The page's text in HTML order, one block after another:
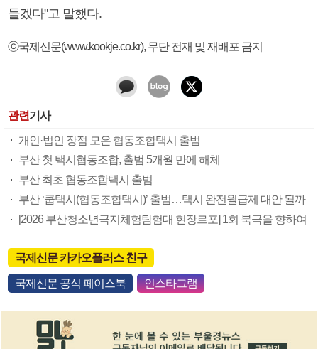
들겠다"고 말했다.
ⓒ국제신문(www.kookje.co.kr), 무단 전재 및 재배포 금지
관련기사
개인·법인 장점 모은 협동조합택시 출범
부산 첫 택시협동조합, 출범 5개월 만에 해체
부산 최초 협동조합택시 출범
부산 ‘쿱택시(협동조합택시)’ 출범…택시 완전월급제 대안 될까
[2026 부산청소년극지체험탐험대 현장르포] 1회 북극을 향하여
국제신문 카카오플러스 친구
국제신문 공식 페이스북 인스타그램